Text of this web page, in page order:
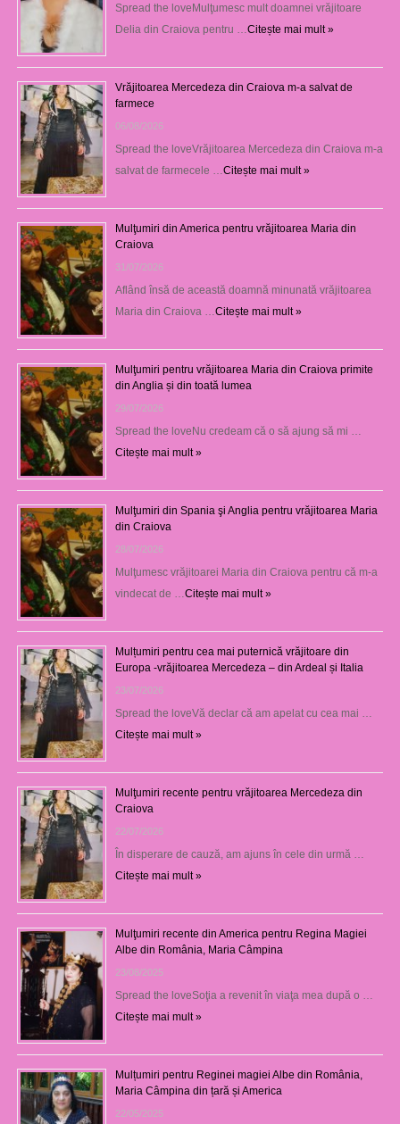
Spread the loveMulţumesc mult doamnei vrăjitoare
Delia din Craiova pentru …Citește mai mult »
Vrăjitoarea Mercedeza din Craiova m-a salvat de
farmece
06/08/2026
Spread the loveVrăjitoarea Mercedeza din Craiova m-a
salvat de farmecele …Citește mai mult »
Mulţumiri din America pentru vrăjitoarea Maria din
Craiova
31/07/2026
Aflând însă de această doamnă minunată vrăjitoarea
Maria din Craiova …Citește mai mult »
Mulţumiri pentru vrăjitoarea Maria din Craiova primite
din Anglia și din toată lumea
29/07/2026
Spread the loveNu credeam că o să ajung să mi …
Citește mai mult »
Mulţumiri din Spania şi Anglia pentru vrăjitoarea Maria
din Craiova
28/07/2026
Mulţumesc vrăjitoarei Maria din Craiova pentru că m-a
vindecat de …Citește mai mult »
Mulțumiri pentru cea mai puternică vrăjitoare din
Europa -vrăjitoarea Mercedeza – din Ardeal și Italia
23/07/2026
Spread the loveVă declar că am apelat cu cea mai …
Citește mai mult »
Mulţumiri recente pentru vrăjitoarea Mercedeza din
Craiova
22/07/2026
În disperare de cauză, am ajuns în cele din urmă …
Citește mai mult »
Mulţumiri recente din America pentru Regina Magiei
Albe din România, Maria Câmpina
23/08/2025
Spread the loveSoţia a revenit în viaţa mea după o …
Citește mai mult »
Mulțumiri pentru Reginei magiei Albe din România,
Maria Câmpina din țară și America
22/05/2025